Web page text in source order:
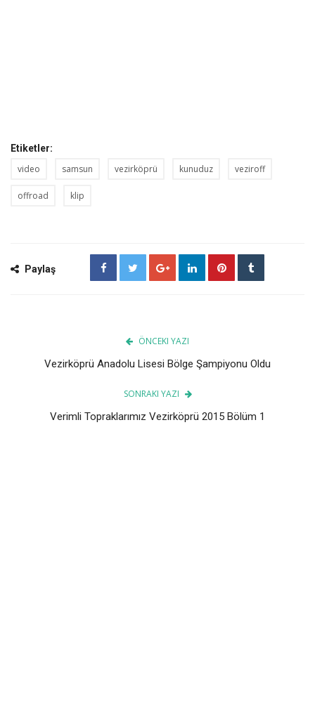
Etiketler:
video samsun vezirköprü kunuduz veziroff
offroad klip
Paylaş
ÖNCEKI YAZI
Vezirköprü Anadolu Lisesi Bölge Şampiyonu Oldu
SONRAKI YAZI
Verimli Topraklarımız Vezirköprü 2015 Bölüm 1